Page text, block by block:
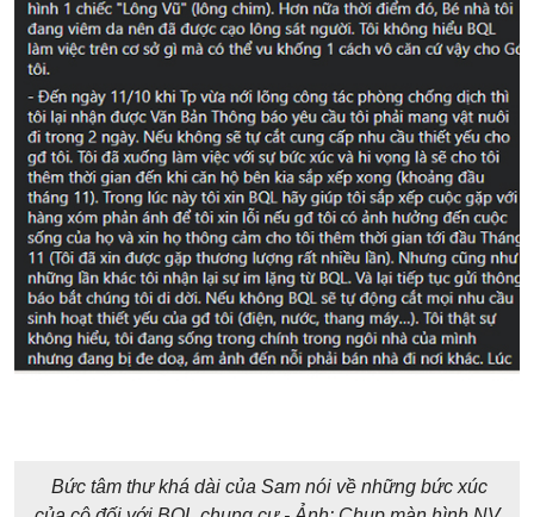
Bức tâm thư khá dài của Sam nói về những bức xúc